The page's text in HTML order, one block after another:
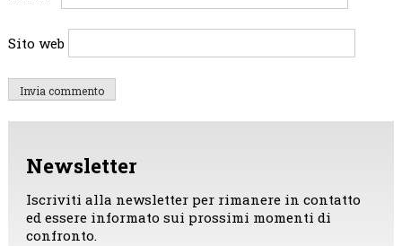
Sito web
Newsletter
Iscriviti alla newsletter per rimanere in contatto
ed essere informato sui prossimi momenti di
confronto.